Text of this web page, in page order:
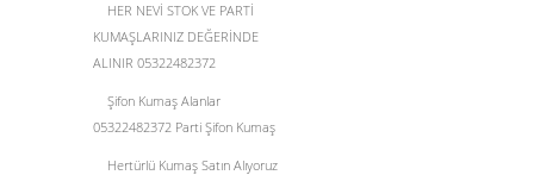
HER NEVİ STOK VE PARTİ
KUMAŞLARINIZ DEĞERİNDE
ALINIR 05322482372
Şifon Kumaş Alanlar
05322482372 Parti Şifon Kumaş
Hertürlü Kumaş Satın Alıyoruz